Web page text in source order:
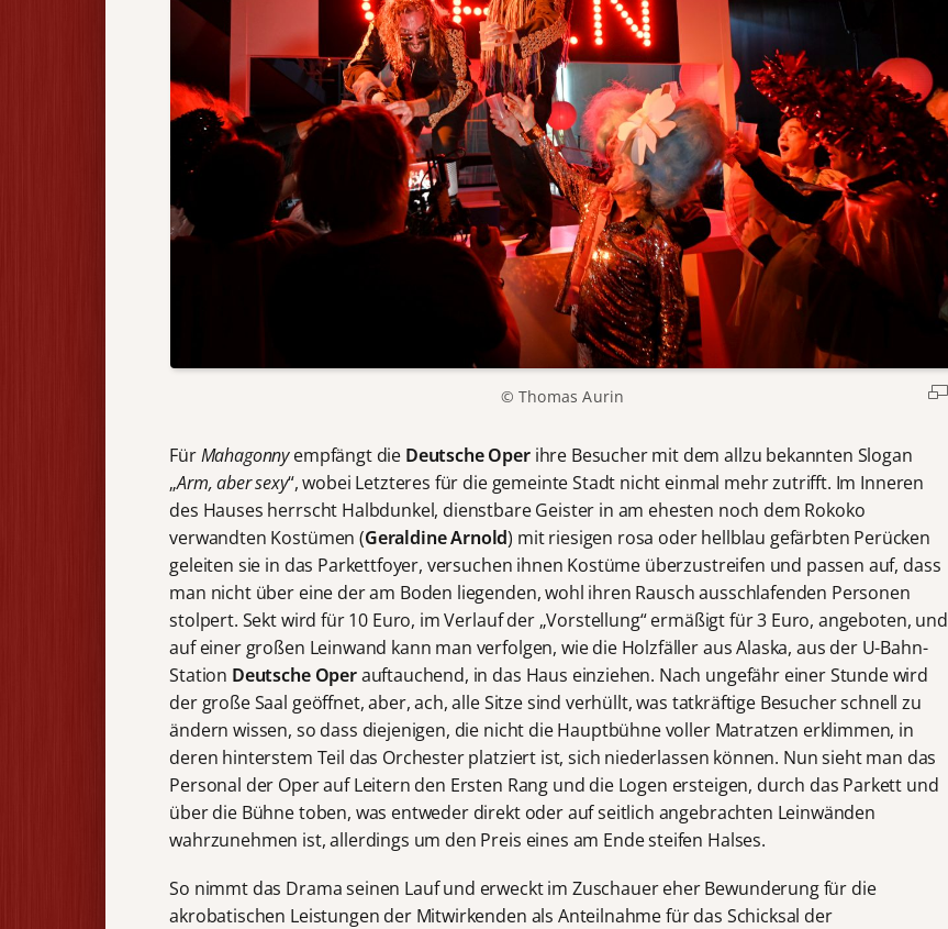
© Thomas Aurin
FürMahagonnyempfängt die Deutsche Operihre Besucher mit dem allzu bekannten Slogan
„Arm,aber sexy“, wobei Letzteres für die gemeinte Stadt nicht einmal mehr zutrifft. Im Inneren
des Hauses herrscht Halbdunkel, dienstbare Geister in am ehesten noch dem Rokoko
verwandten Kostümen (Geraldine Arnold) mit riesigen rosa oder hellblau gefärbten Perücken
geleiten sie in das Parkettfoyer, versuchen ihnen Kostüme überzustreifen und passen auf, dass
man nicht über eine der am Boden liegenden, wohl ihren Rausch ausschlafenden Personen
stolpert. Sekt wird für 10 Euro, im Verlauf der „Vorstellung“ ermäßigt für 3 Euro, angeboten, und
auf einer großen Leinwand kann man verfolgen, wie die Holzfäller aus Alaska, aus der U-Bahn-
Station Deutsche Operauftauchend, in das Haus einziehen. Nach ungefähr einer Stunde wird
der große Saal geöffnet, aber, ach, alle Sitze sind verhüllt, was tatkräftige Besucher schnell zu
ändern wissen, so dass diejenigen, die nicht die Hauptbühne voller Matratzen erklimmen, in
deren hinterstem Teil das Orchester platziert ist, sich niederlassen können. Nun sieht man das
Personal der Oper auf Leitern den Ersten Rang und die Logen ersteigen, durch das Parkett und
über die Bühne toben, was entweder direkt oder auf seitlich angebrachten Leinwänden
wahrzunehmen ist, allerdings um den Preis eines am Ende steifen Halses.
So nimmt das Drama seinen Lauf und erweckt im Zuschauer eher Bewunderung für die
akrobatischen Leistungen der Mitwirkenden als Anteilnahme für das Schicksal der